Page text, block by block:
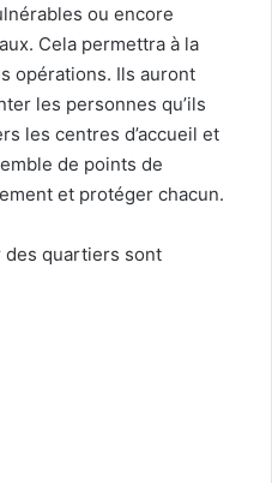
ou encore
Cela permettra à la
opérations. Ils auront
les personnes qu’ils
les centres d’accueil et
de points de
et protéger chacun.
des quartiers sont